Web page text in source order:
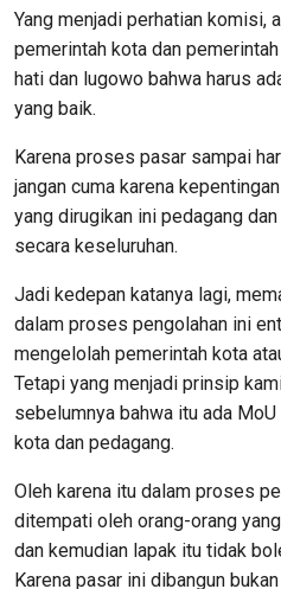
Yang menjadi perhatian komisi,
pemerintah kota dan
hati dan lugowo bahwa harus
yang baik.
Karena proses pasar sampai
jangan cuma karena
yang dirugikan ini pedagang
secara keseluruhan.
Jadi kedepan katanya lagi,
dalam proses pengolahan ini
mengelolah pemerintah kota
Tetapi yang menjadi prinsip
sebelumnya bahwa itu ada
kota dan pedagang.
Oleh karena itu dalam proses
ditempati oleh orang-orang
dan kemudian lapak itu tidak
Karena pasar ini dibangun